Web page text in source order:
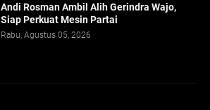
Andi Rosman Ambil Alih Gerindra Wajo,
Siap Perkuat Mesin Partai
Rabu, Agustus 05, 2026